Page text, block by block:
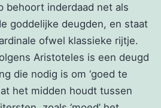
behoort inderdaad net als
goddelijke deugden, en staat
ofwel klassieke rijtje.
Aristoteles is een deugd
die nodig is om ‘goed te
het midden houdt tussen